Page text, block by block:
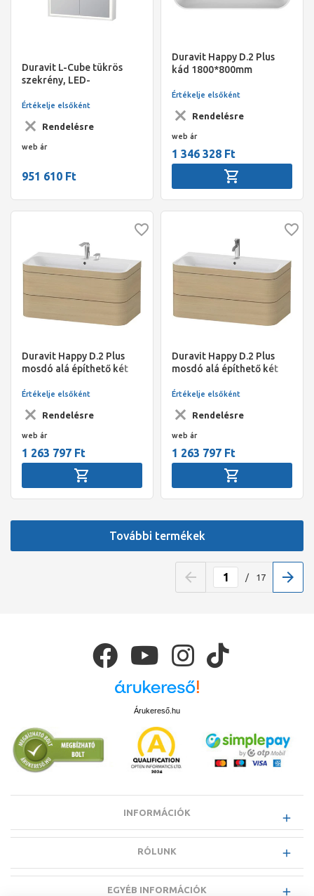
Duravit L-Cube tükrös
szekrény, LED-
kapcsoló, 800x154x700
mm
Rendelésre
Értékelje elsőként
web ár
951 610 Ft
Duravit Happy D.2 Plus
kád 1800*800mm
félszabadonálló,
Rendelésre
Értékelje elsőként
web ár
1 346 328 Ft
Duravit Happy D.2 Plus
mosdó alá építhető két
975*490mm, c-bonded
Rendelésre
Értékelje elsőként
web ár
1 263 797 Ft
Duravit Happy D.2 Plus
mosdó alá építhető két
975*490mm, c-bonded
Rendelésre
Értékelje elsőként
web ár
1 263 797 Ft
További termékek
/ 17
Árukereső.hu
INFORMÁCIÓK
RÓLUNK
EGYÉB INFORMÁCIÓK